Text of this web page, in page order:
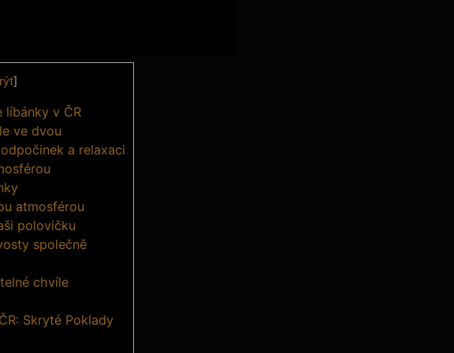
]
⁣líbánky v ČR
ve ‌dvou
a⁢ relaxaci
atmosférou
polovičku
společně
chvíle
Skryté Poklady